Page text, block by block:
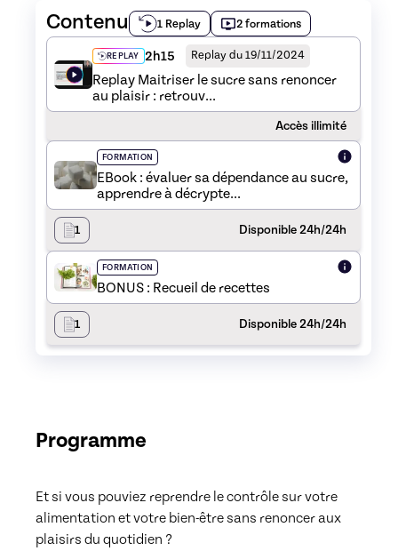
Contenu 1 Replay 2 formations
REPLAY 2h15 Replay du 19/11/2024
Replay Maitriser le sucre sans renoncer
au plaisir : retrouv...
Accès illimité
FORMATION
EBook : évaluer sa dépendance au sucre,
apprendre à décrypte...
1 Disponible 24h/24h
FORMATION
BONUS : Recueil de recettes
1 Disponible 24h/24h
Programme
Et si vous pouviez reprendre le contrôle sur votre
alimentation et votre bien-être sans renoncer aux
plaisirs du quotidien ?